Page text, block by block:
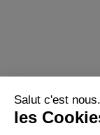
Salut c'est
les